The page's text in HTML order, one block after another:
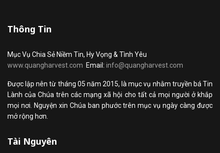
Thông Tin
Mục Vụ Chia Sẻ Niềm Tin, Hy Vọng & Tình Yêu
www.quangharvest.com Email: info@quangharvest.com
Được lập nên từ tháng 05 năm 2015, là mục vụ nhằm truyền bá Tin
Lành của Chúa trên các mạng xã hội cho tất cả mọi người ở khắp
mọi nơi. Nguyện xin Chúa ban phước trên mục vụ ngày càng được
mở rộng hơn.
Tài Nguyên